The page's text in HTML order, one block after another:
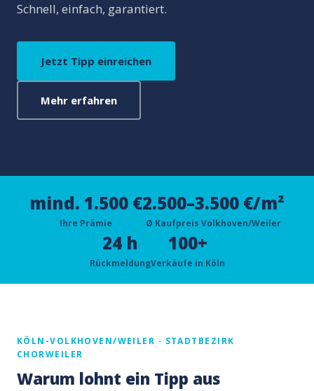
Schnell, einfach, garantiert.
Jetzt Tipp einreichen
Mehr erfahren
mind. 1.500 €
Ihre Prämie
2.500–3.500 €/m²
Ø Kaufpreis Volkhoven/Weiler
24 h
Rückmeldung
100+
Verkäufe in Köln
KÖLN-VOLKHOVEN/WEILER · STADTBEZIRK
CHORWEILER
Warum lohnt ein Tipp aus